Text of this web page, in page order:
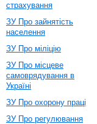
страхування
ЗУ Про зайнятість
населення
ЗУ Про міліцію
ЗУ Про місцеве
самоврядування в
Україні
ЗУ Про охорону праці
ЗУ Про регулювання